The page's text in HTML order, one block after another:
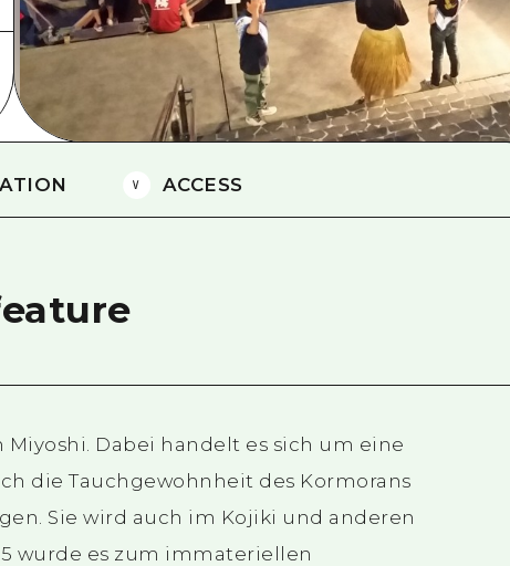
Östliches Yamaguchi
Shimane
ACCESS
Miyoshi. Dabei handelt es sich um eine
die Tauchgewohnheit des Kormorans
Sie wird auch im Kojiki und anderen
wurde es zum immateriellen